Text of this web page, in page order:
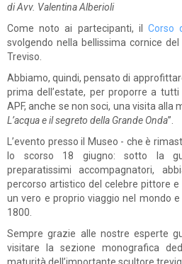
di Avv. Valentina Alberioli
Come noto ai partecipanti, il Corso
svolgendo nella bellissima cornice del
Treviso.
Abbiamo, quindi, pensato di
prima dell’estate, per proporre a
APF, anche se non soci, una visita alla
L’acqua e il segreto della Grande Onda”.
L’evento presso il Museo - che è
lo scorso 18 giugno: sotto la
preparatissimi accompagnatori,
percorso artistico del celebre pittore e
un vero e proprio viaggio nel mondo
1800.
Sempre grazie alle nostre esperte
visitare la sezione monografica
maturità dell’importante scultore